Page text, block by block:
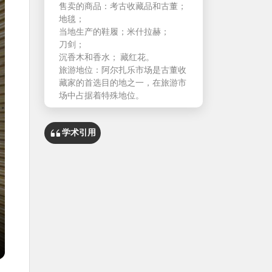
售卖的商品：考古收藏品和古董；
地毯；
当地生产的鞋履；米什拉赫；
刀剑；
沉香木和香水； 藏红花。
旅游地位：阿尔扎乐市场是古董收
藏家的首选目的地之一，在旅游市
场中占据着特殊地位。
学术引用